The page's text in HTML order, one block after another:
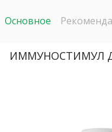
Основное
ИММУНОСТИМУЛ